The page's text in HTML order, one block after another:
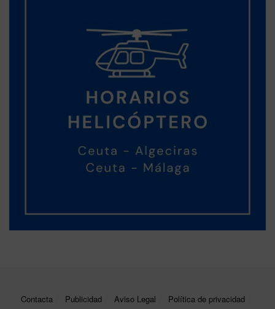
Contacta Publicidad Aviso Legal
Política de privacidad